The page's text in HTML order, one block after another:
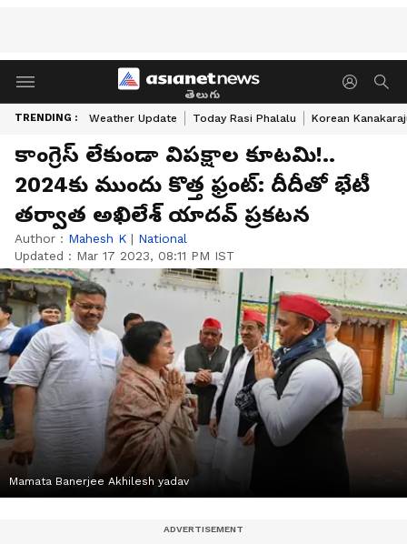
తెలుగు
TRENDING : Weather Update Today Rasi Phalalu Korean
కాంగ్రెస్ లేకుండా విపక్షాల కూటమి!..
2024కు ముందు కొత్త ఫ్రంట్: దీదీతో భేటీ
తర్వాత అఖిలేశ్ యాదవ్ ప్రకటన
Author : Mahesh K | National
Updated : Mar 17 2023, 08:11 PM IST
Mamata Banerjee Akhilesh yadav